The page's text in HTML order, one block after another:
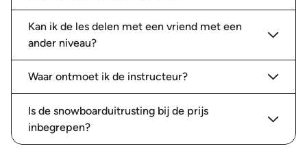
Kan ik de les delen met een vriend met een
ander niveau?
Waar ontmoet ik de instructeur?
Is de snowboarduitrusting bij de prijs
inbegrepen?